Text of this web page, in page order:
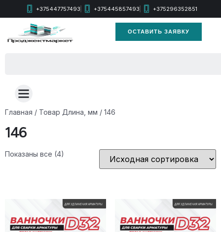
+375447757493 +375445857493 +375296352851
ОСТАВИТЬ ЗАЯВКУ
Главная / Товар Длина, мм / 146
146
Показаны все (4)